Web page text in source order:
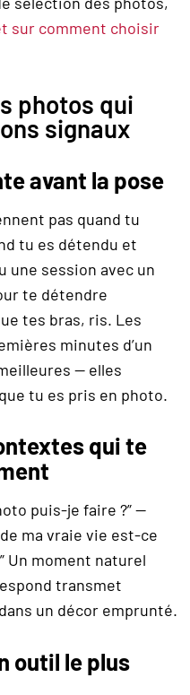
sur comment choisir
photos qui
signaux
avant la pose
pas quand tu
tu es détendu et
une session avec un
te détendre
tes bras, ris. Les
minutes d’un
— elles
tu es pris en photo.
qui te
puis-je faire ?” —
ma vraie vie est-ce
Un moment naturel
transmet
un décor emprunté.
outil le plus